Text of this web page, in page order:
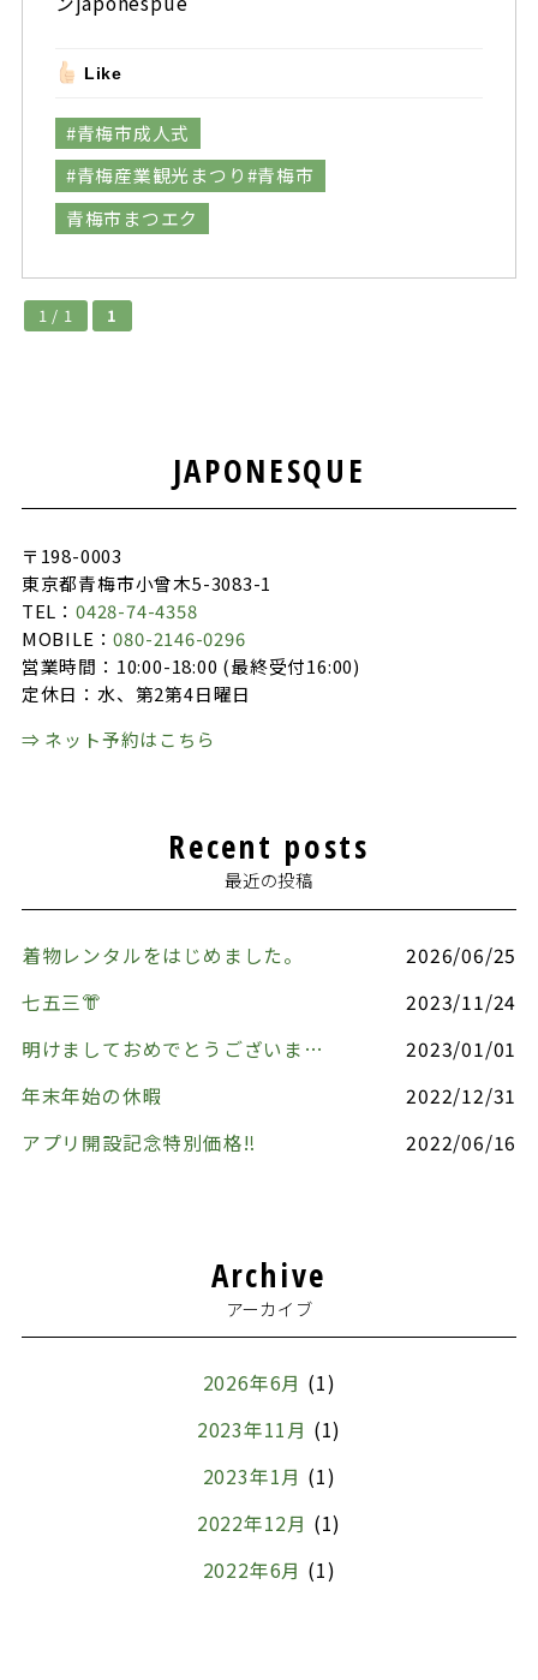
Like
#青梅市成人式
#青梅産業観光まつり#青梅市
青梅市まつエク
1 / 1 1
JAPONESQUE
〒198-0003
東京都青梅市小曾木5-3083-1
TEL：0428-74-4358
MOBILE：080-2146-0296
営業時間：10:00-18:00 (最終受付16:00)
定休日：水、第2第4日曜日
⇒ ネット予約はこちら
Recent posts
最近の投稿
着物レンタルをはじめました。
2026/06/25
七五三👘
2023/11/24
明けましておめでとうございます🎍
2023/01/01
年末年始の休暇
2022/12/31
アプリ開設記念特別価格‼️
2022/06/16
Archive
アーカイブ
2026年6月 (1)
2023年11月 (1)
2023年1月 (1)
2022年12月 (1)
2022年6月 (1)